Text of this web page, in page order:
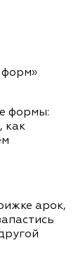
формы:
как
арок,